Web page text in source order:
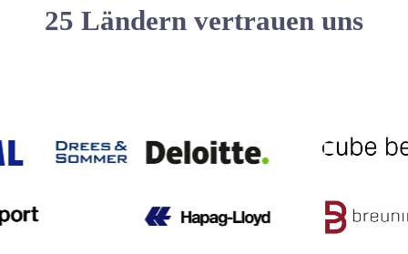
25 Ländern vertrauen uns